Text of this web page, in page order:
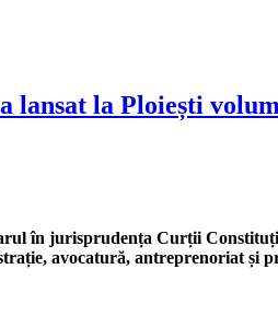
lansat la Ploiești
în jurisprudența Curții
avocatură, antreprenoriat și